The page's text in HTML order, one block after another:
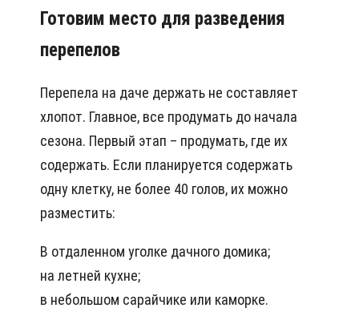
Готовим место для разведения
перепелов
Перепела на даче держать не составляет
хлопот. Главное, все продумать до начала
сезона. Первый этап – продумать, где их
содержать. Если планируется содержать
одну клетку, не более 40 голов, их можно
разместить:
В отдаленном уголке дачного домика;
на летней кухне;
в небольшом сарайчике или каморке.